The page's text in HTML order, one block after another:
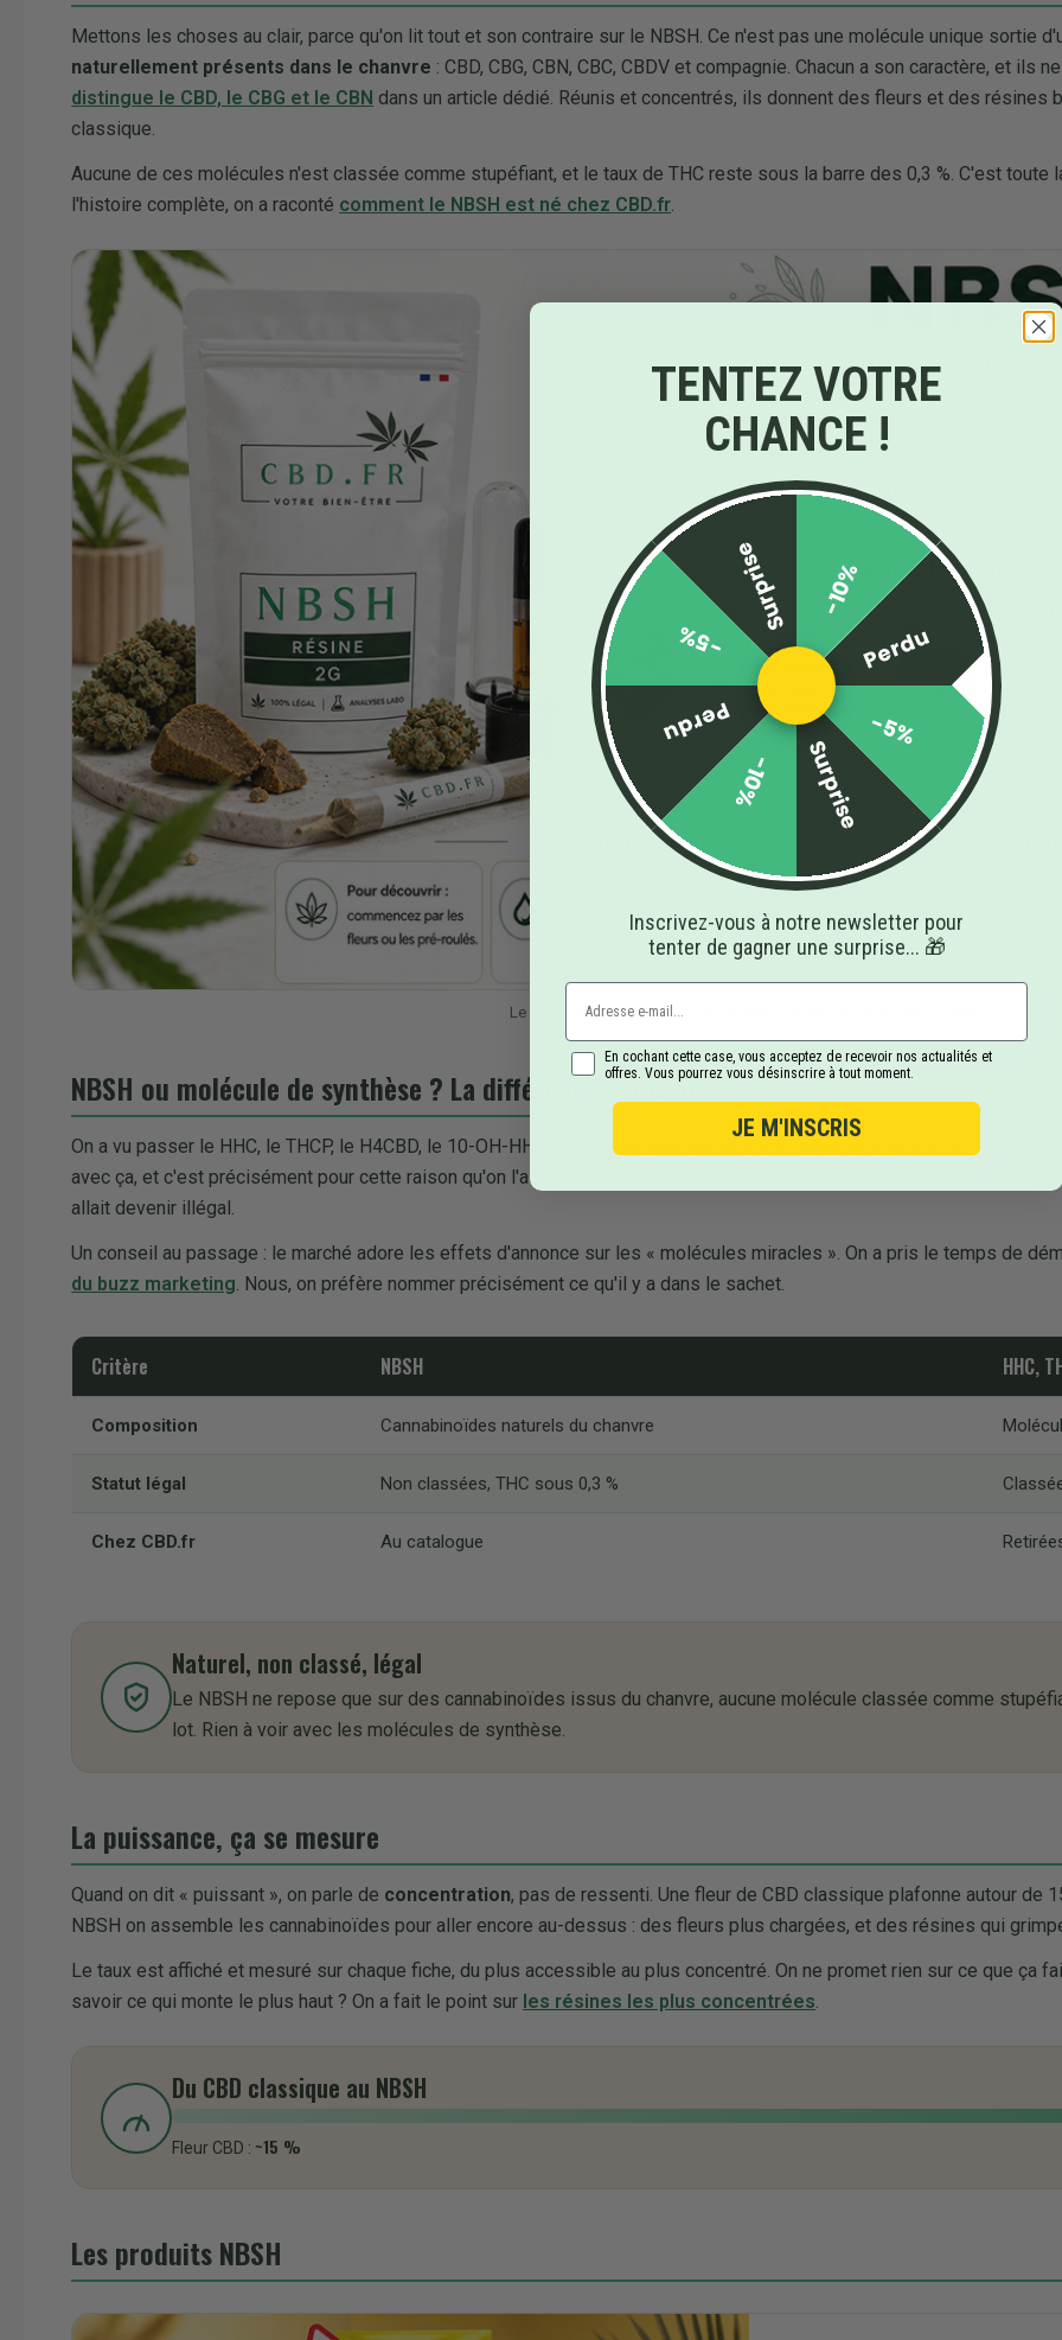
Mettons les choses au clair, parce qu'on lit tout et son contraire sur le NBSH. Ce n'est pas une molécule unique sortie
naturellement présents dans le chanvre : CBD, CBG, CBN, CBC, CBDV et compagnie. Chacun a son caractère, et ils
distingue le CBD, le CBG et le CBN dans un article dédié. Réunis et concentrés, ils donnent des fleurs et des résines
classique.
Aucune de ces molécules n'est classée comme stupéfiant, et le taux de THC reste sous la barre des 0,3 %. C'est
l'histoire complète, on a raconté comment le NBSH est né chez CBD.fr.
Le NBSH en un coup d'œil : un assemblage de cannabinoïdes naturels, non
NBSH ou molécule de synthèse ? La différence est capitale
On a vu passer le HHC, le THCP, le H4CBD, le 10-OH-HHC : des molécules de synthèse, aujourd'hui classées
avec ça, et c'est précisément pour cette raison qu'on l'a gardé au catalogue quand on a retiré les autres. On a préféré
allait devenir illégal.
Un conseil au passage : le marché adore les effets d'annonce sur les « molécules miracles ». On a pris le temps de
du buzz marketing. Nous, on préfère nommer précisément ce qu'il y a dans le sachet.
Critère NBSH HHC,
Composition Cannabinoïdes naturels du chanvre
Statut légal Non classées, THC sous 0,3 %
Chez CBD.fr Au catalogue
Naturel, non classé, légal
Le NBSH ne repose que sur des cannabinoïdes issus du chanvre, aucune molécule classée comme
lot. Rien à voir avec les molécules de synthèse.
La puissance, ça se mesure
Quand on dit « puissant », on parle de concentration, pas de ressenti. Une fleur de CBD classique plafonne autour de
NBSH on assemble les cannabinoïdes pour aller encore au-dessus : des fleurs plus chargées, et des résines qui
Le taux est affiché et mesuré sur chaque fiche, du plus accessible au plus concentré. On ne promet rien sur ce que ça
savoir ce qui monte le plus haut ? On a fait le point sur les résines les plus concentrées.
Du CBD classique au NBSH
Fleur CBD : ~15 %
Les produits NBSH
TENTEZ VOTRE
CHANCE !
-10%
Perdu
-5%
Surprise
-10%
Perdu
-5%
Surprise
Inscrivez-vous à notre newsletter pour
tenter de gagner une surprise... 🎁
En cochant cette case, vous acceptez de recevoir nos actualités et
offres. Vous pourrez vous désinscrire à tout moment.
JE M'INSCRIS